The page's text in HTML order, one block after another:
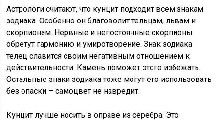
Астрологи считают, что кунцит подходит всем знакам
зодиака. Особенно он благоволит тельцам, львам и
скорпионам. Нервные и непостоянные скорпионы
обретут гармонию и умиротворение. Знак зодиака
телец славится своим негативным отношением к
действительности. Камень поможет этого избежать.
Остальные знаки зодиака тоже могут его использовать
без опаски – самоцвет не навредит.
Кунцит лучше носить в оправе из серебра. Это